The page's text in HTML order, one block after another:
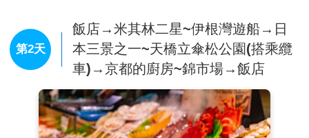
第2天
飯店→米其林二星~伊根灣遊船→日
本三景之一~天橋立傘松公園(搭乘纜
車)→京都的廚房~錦市場→飯店